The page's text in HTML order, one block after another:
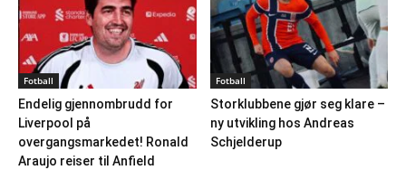
Fotball
Endelig gjennombrudd for
Liverpool på
overgangsmarkedet! Ronald
Araujo reiser til Anfield
Fotball
Storklubbene gjør seg klare –
ny utvikling hos Andreas
Schjelderup